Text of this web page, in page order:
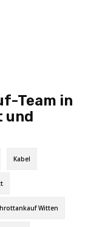
Team in
und
Kabel
Witten